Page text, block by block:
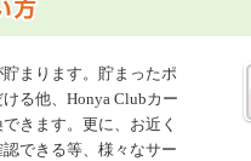
まります。貯まったポ
る他、Honya Clubカー
きます。更に、お近く
できる等、様々なサー